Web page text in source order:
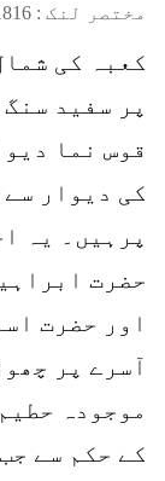
مختصر لنک :
کعبہ کی
قوس نما
کی دیوار
پرہیں۔ یہ
حضرت
اور حضرت
آسرے پر
موجودہ
کے حکم سے